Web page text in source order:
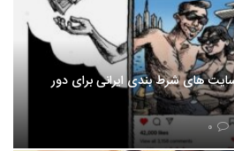
های شرط بندی ایرانی برای دور
۰